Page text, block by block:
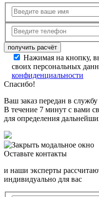
Нажимая на кнопку,
своих персональных
конфиденциальности
Спасибо!
Ваш заказ передан в
В течение 7 минут с вами
для определения
Оставьте контакты
и наши эксперты
индивидуально для вас